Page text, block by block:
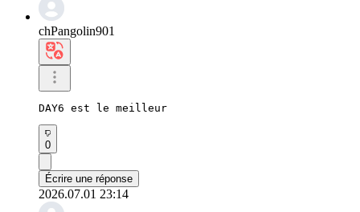
chPangolin901
DAY6 est le meilleur
0
Écrire une réponse
2026.07.01 23:14